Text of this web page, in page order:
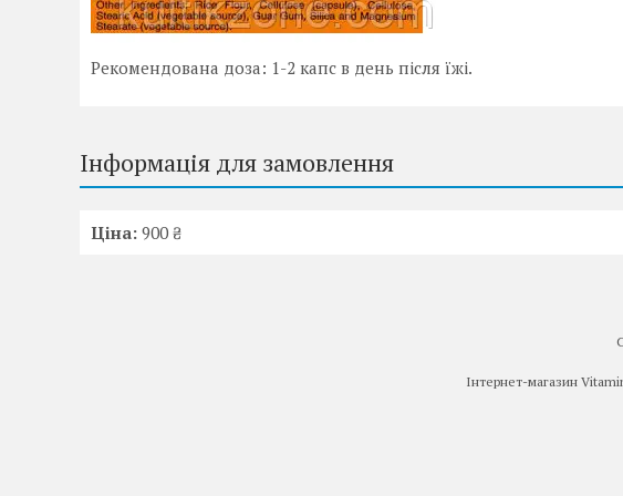
Рекомендована доза: 1-2 капс в день після їжі.
Інформація для замовлення
Ціна: 900 ₴